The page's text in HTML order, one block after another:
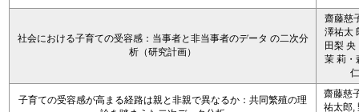
社会における子育ての受容感：当事者と非当事者のデータ の二次分
析（研究計画）
齋藤慈
澤祐太
田梨 央
茉 莉・
仁
子育ての受容感が高まる経路は親と非親で異なるか：共同繁殖の理
齋藤慈
祐太郎,